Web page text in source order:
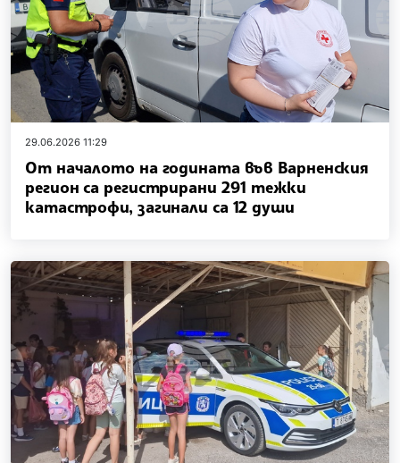
29.06.2026 11:29
От началото на годината във Варненския
регион са регистрирани 291 тежки
катастрофи, загинали са 12 души